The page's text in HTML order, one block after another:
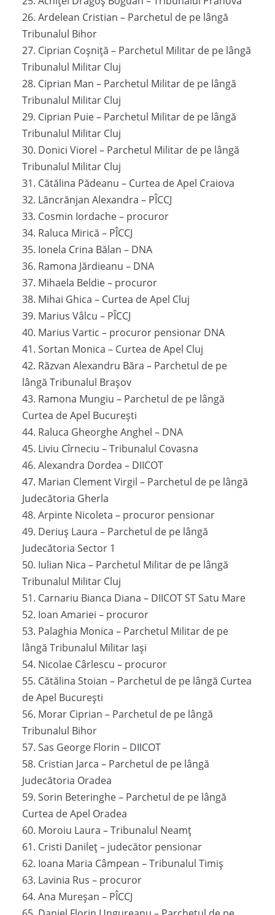
26. Ardelean Cristian – Parchetul de pe lângă
Tribunalul Bihor
27. Ciprian Coșniță – Parchetul Militar de pe lângă
Tribunalul Militar Cluj
28. Ciprian Man – Parchetul Militar de pe lângă
Tribunalul Militar Cluj
29. Ciprian Puie – Parchetul Militar de pe lângă
Tribunalul Militar Cluj
30. Donici Viorel – Parchetul Militar de pe lângă
Tribunalul Militar Cluj
31. Cătălina Pădeanu – Curtea de Apel Craiova
32. Lăncrănjan Alexandra – PÎCCJ
33. Cosmin Iordache – procuror
34. Raluca Mirică – PÎCCJ
35. Ionela Crina Bălan – DNA
36. Ramona Jărdieanu – DNA
37. Mihaela Beldie – procuror
38. Mihai Ghica – Curtea de Apel Cluj
39. Marius Vâlcu – PÎCCJ
40. Marius Vartic – procuror pensionar DNA
41. Sortan Monica – Curtea de Apel Cluj
42. Răzvan Alexandru Băra – Parchetul de pe
lângă Tribunalul Brașov
43. Ramona Mungiu – Parchetul de pe lângă
Curtea de Apel București
44. Raluca Gheorghe Anghel – DNA
45. Liviu Cîrneciu – Tribunalul Covasna
46. Alexandra Dordea – DIICOT
47. Marian Clement Virgil – Parchetul de pe lângă
Judecătoria Gherla
48. Arpinte Nicoleta – procuror pensionar
49. Deriuș Laura – Parchetul de pe lângă
Judecătoria Sector 1
50. Iulian Nica – Parchetul Militar de pe lângă
Tribunalul Militar Cluj
51. Carnariu Bianca Diana – DIICOT ST Satu Mare
52. Ioan Amariei – procuror
53. Palaghia Monica – Parchetul Militar de pe
lângă Tribunalul Militar Iași
54. Nicolae Cârlescu – procuror
55. Cătălina Stoian – Parchetul de pe lângă Curtea
de Apel București
56. Morar Ciprian – Parchetul de pe lângă
Tribunalul Bihor
57. Sas George Florin – DIICOT
58. Cristian Jarca – Parchetul de pe lângă
Judecătoria Oradea
59. Sorin Beteringhe – Parchetul de pe lângă
Curtea de Apel Oradea
60. Moroiu Laura – Tribunalul Neamț
61. Cristi Danileț – judecător pensionar
62. Ioana Maria Câmpean – Tribunalul Timiș
63. Lavinia Rus – procuror
64. Ana Mureșan – PÎCCJ